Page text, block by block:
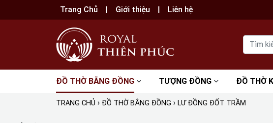
Trang Chủ Giới thiệu Liên hệ
ĐỒ THỜ BẰNG ĐỒNG TƯỢNG ĐỒNG ĐỒ THỜ
TRANG CHỦ › ĐỒ THỜ BẰNG ĐỒNG › LƯ ĐỒNG ĐỐT TRẦM